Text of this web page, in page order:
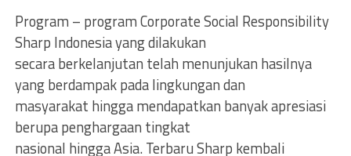
Program – program Corporate Social Responsibility
Sharp Indonesia yang dilakukan
secara berkelanjutan telah menunjukan hasilnya
yang berdampak pada lingkungan dan
masyarakat hingga mendapatkan banyak apresiasi
berupa penghargaan tingkat
nasional hingga Asia. Terbaru Sharp kembali